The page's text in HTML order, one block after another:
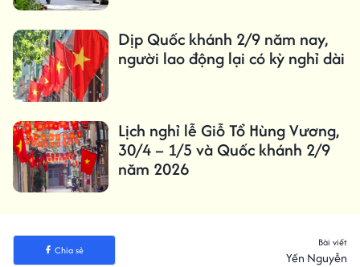
Dịp Quốc khánh 2/9 năm nay,
người lao động lại có kỳ nghỉ dài
Lịch nghỉ lễ Giỗ Tổ Hùng Vương,
30/4 – 1/5 và Quốc khánh 2/9
năm 2026
Chia sẻ
Bài viết
Yến Nguyễn